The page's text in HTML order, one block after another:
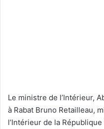
Le ministre de l’Intérieur,
à Rabat Bruno Retailleau,
l’Intérieur de la